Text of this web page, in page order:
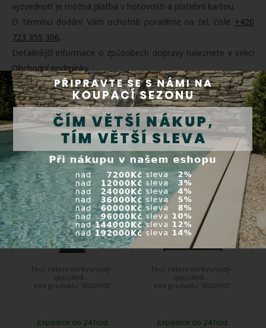
vyzvednutí je možná platba v hotovosti a platební kartou.
O termínu dodání Vám ochotně poradíme na tel. čísle +420
723 355 306.
Detailnější informace o způsobech dopravy naleznete v sekci
Obchodní podmínky.
Související produkty
Solární kolektor SC 1,2 m x 2
m - plocha 2,4 m2
Ekol. řešení ohřevu vody-
speciálně ...
Kód produktu: 56020100
Expedice do 24 hod.
Sada solárních kolektorů SC
2 m x 1,2 m (1ks)
Ekol. řešení ohřevu vody-
speciálně ...
Kód produktu: 56020101
Expedice do 24 hod.